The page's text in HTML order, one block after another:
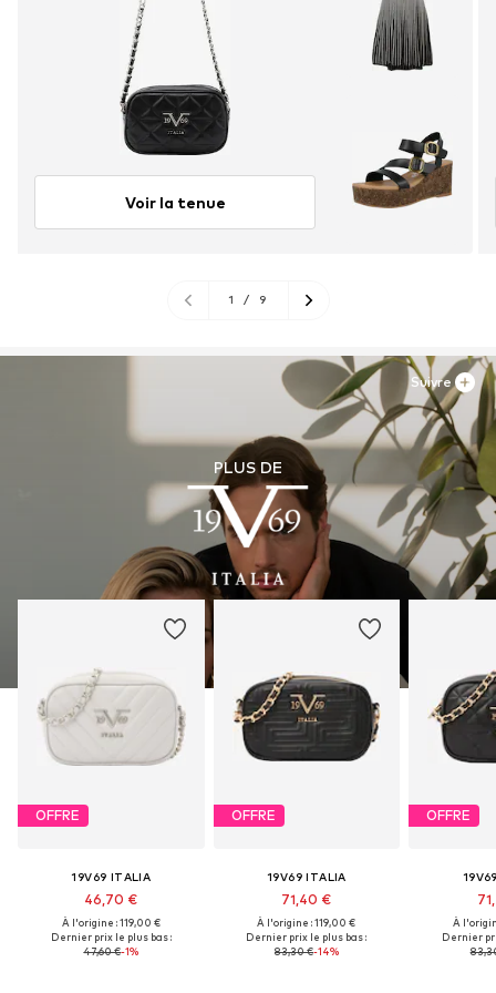
Voir la tenue
1 / 9
PLUS DE
OFFRE
19V69 ITALIA
46,70 €
À l'origine : 119,00 €
Dernier prix le plus bas :
47,60 €-1%
OFFRE
19V69 ITALIA
71,40 €
À l'origine : 119,00 €
Dernier prix le plus bas :
83,30 €-14%
OFFRE
À
Dernier
Suivre